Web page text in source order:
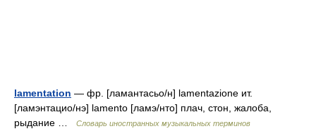
lamentation — фр. [ламантасьо/н] lamentazione ит.
[ламэнтацио/нэ] lamento [ламэ/нто] плач, стон, жалоба,
рыдание …
Словарь иностранных музыкальных терминов